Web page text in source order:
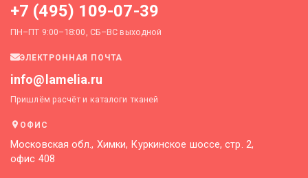
+7 (495) 109-07-39
ПН–ПТ 9:00–18:00, СБ–ВС выходной
ЭЛЕКТРОННАЯ ПОЧТА
info@lamelia.ru
Пришлём расчёт и каталоги тканей
ОФИС
Московская обл., Химки, Куркинское шоссе, стр. 2,
офис 408